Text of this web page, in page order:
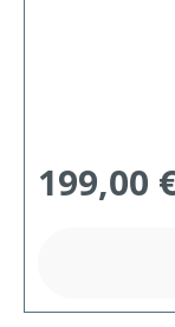
199,00